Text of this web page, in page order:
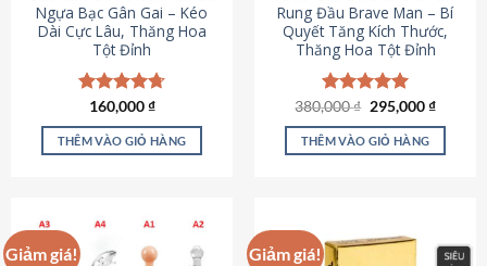
chọn
trên
trang
sản
phẩm
Ngựa Bạc Gân Gai – Kéo
Dài Cực Lâu, Thăng Hoa
Tột Đỉnh
Được xếp
hạng4.73
5 sao
160,000₫
THÊM VÀO GIỎ HÀNG
Rung Đầu Brave Man – Bí
Quyết Tăng Kích Thước,
Thăng Hoa Tột Đỉnh
Được xếp
hạng5.00
5 sao
380,000₫ Giá
là:
380,000 ₫.
295,000₫Giá
tại
THÊM VÀO GIỎ HÀNG
Giảm giá! Giảm giá!